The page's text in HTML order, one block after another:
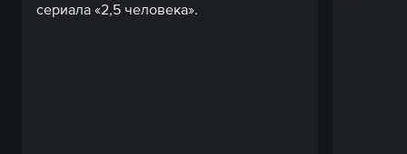
сериала «2,5 человека».